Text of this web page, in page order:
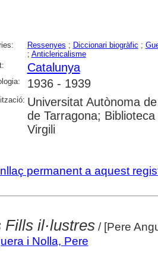
Ressenyes ; Diccionari biogràfic ;
; Anticlericalisme
Catalunya
1936 - 1939
Universitat Autònoma
de Tarragona;
Virgili
permanent a aquest
Fills il·lustres/ [Pere
i Nolla, Pere